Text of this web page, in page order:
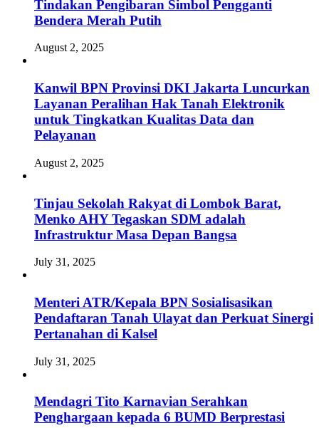
Tindakan Pengibaran Simbol Pengganti
Bendera Merah Putih
August 2, 2025
Kanwil BPN Provinsi DKI Jakarta Luncurkan
Layanan Peralihan Hak Tanah Elektronik
untuk Tingkatkan Kualitas Data dan
Pelayanan
August 2, 2025
Tinjau Sekolah Rakyat di Lombok Barat,
Menko AHY Tegaskan SDM adalah
Infrastruktur Masa Depan Bangsa
July 31, 2025
Menteri ATR/Kepala BPN Sosialisasikan
Pendaftaran Tanah Ulayat dan Perkuat Sinergi
Pertanahan di Kalsel
July 31, 2025
Mendagri Tito Karnavian Serahkan
Penghargaan kepada 6 BUMD Berprestasi